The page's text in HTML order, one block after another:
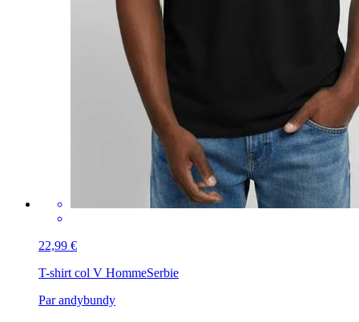
22,99 €
T-shirt col V HommeSerbie
Par andybundy